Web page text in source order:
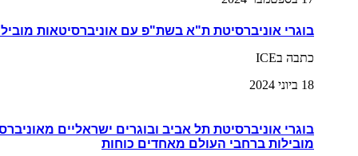
בוגרי אוניברסיטת ת"א בשת"פ עם אוניברסיטאות
כתבה בICE
18 ביוני 2024
בוגרי אוניברסיטת תל אביב ובוגרים ישראליים
מובילות ברחבי העולם מאחדים כוחות